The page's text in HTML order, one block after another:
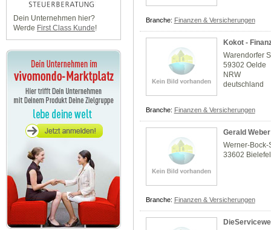
Dein Unternehmen hier?
Werde First Class Kunde!
Branche: Finanzen & Versicherungen
Kokot -
Warendorfer
59302 Oelde
NRW
deutschland
Branche: Finanzen & Versicherungen
Gerald
Werner-Bock-
33602
Branche: Finanzen & Versicherungen